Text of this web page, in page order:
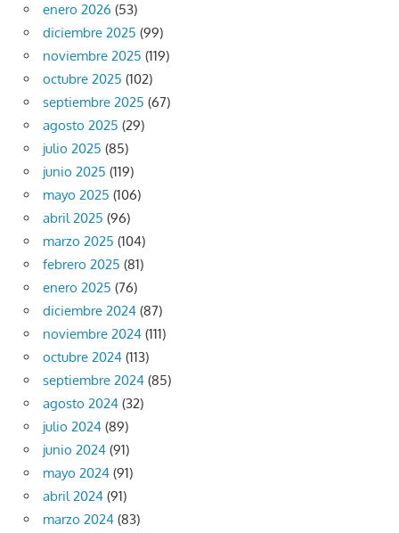
enero 2026 (53)
diciembre 2025 (99)
noviembre 2025 (119)
octubre 2025 (102)
septiembre 2025 (67)
agosto 2025 (29)
julio 2025 (85)
junio 2025 (119)
mayo 2025 (106)
abril 2025 (96)
marzo 2025 (104)
febrero 2025 (81)
enero 2025 (76)
diciembre 2024 (87)
noviembre 2024 (111)
octubre 2024 (113)
septiembre 2024 (85)
agosto 2024 (32)
julio 2024 (89)
junio 2024 (91)
mayo 2024 (91)
abril 2024 (91)
marzo 2024 (83)